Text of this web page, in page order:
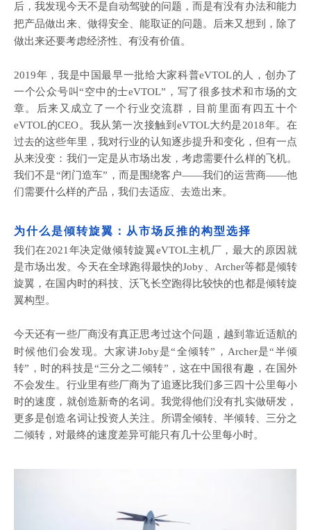
后，我发现今天不是自动驾驶的问题，而是有没有办法和能力
把产品做出来、做得安全、能取证的问题。后来又想到，除了
做出来还要考虑经济性、有没有价值。
2019年，我是中国最早一批给大家科普eVTOL的人，创办了
一个公众号叫“空中的士eVTOL”，写了很多技术和市场的文
章。后来又成立了一个行业交流群，目前里面有四五十个
eVTOL的CEO。我从第一次接触到eVTOL大约是2018年。在
过去的这些年里，我对行业的认知逐步提升和变化，但有一点
从来没变：我们一定是从市场出发，考虑需要什么样的飞机。
我们不是“闭门造车”，而是围绕客户——我们的运营商——他
们需要什么样的产品，我们去适应、去造出来。
为什么是倾转旋翼：从市场反推的构型选择
我们在2021年决定做倾转旋翼eVTOL主机厂，最大的原因就
是市场出发。今天在全球跑得最快的Joby、Archer等都是倾转
旋翼，在国内时的科技、沃飞长空跑得比较快的也都是倾转旋
翼构型。
今天还有一些厂商没有真正思考过这个问题，越到靠近适航的
时候他们会发现。大家讲Joby是“全倾转”，Archer是“半倾
转”，时的科技是“三分之二倾转”，这在中国很有趣，在国外
不会发生。行业里有些厂商为了追逐比我们多三四十公里每小
时的速度，就创造新奇的名词。我觉得他们没有扎实做研发，
更多是创造名词让投资人关注。所谓全倾转、半倾转、三分之
二倾转，对最终的速度差异可能只有几十公里每小时。